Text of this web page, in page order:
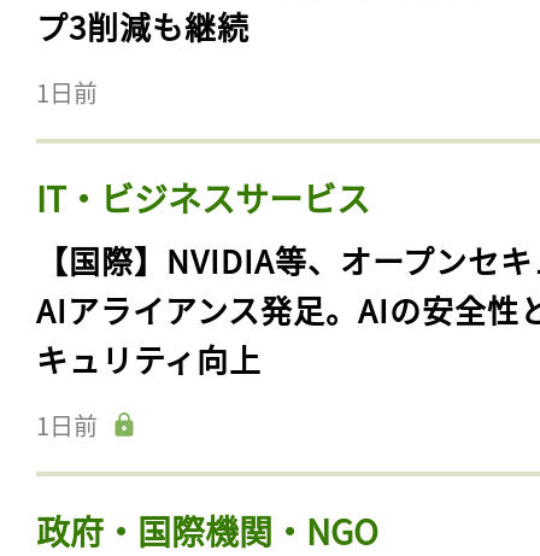
プ3削減も継続
1日前
IT・ビジネスサービス
【国際】NVIDIA等、オープンセ
AIアライアンス発足。AIの安全性
キュリティ向上
1日前
政府・国際機関・NGO